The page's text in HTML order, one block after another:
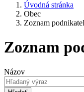
Úvodná stránka
Obec
Zoznam
Zoznam
Názov